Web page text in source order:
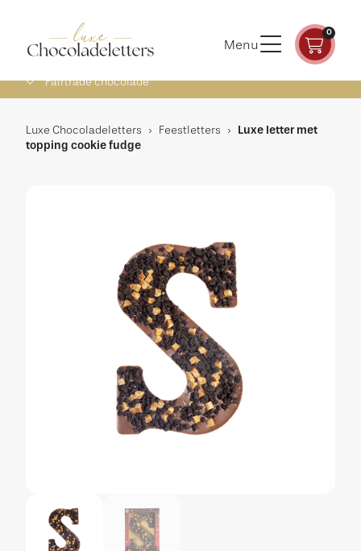
Menu
0
Fairtrade chocolade
Luxe Chocoladeletters › Feestletters ›
Luxe letter met
topping cookie fudge